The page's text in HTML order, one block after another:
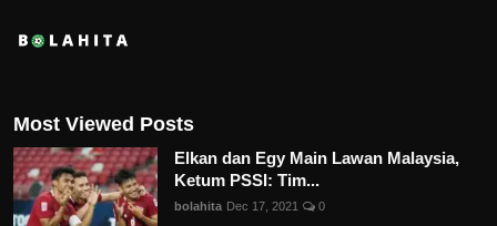
Most Viewed Posts
Elkan dan Egy Main Lawan Malaysia,
Ketum PSSI: Tim...
bolahita Dec 17, 2021 0